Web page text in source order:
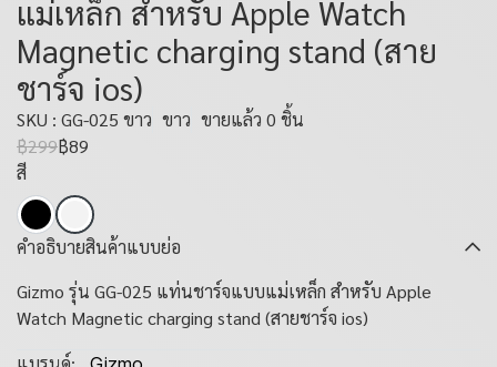
แม่เหล็ก สำหรับ Apple Watch
Magnetic charging stand (สาย
ชาร์จ ios)
SKU : GG-025 ขาว ขาว ขายแล้ว 0 ชิ้น
฿299฿89
สี
คำอธิบายสินค้าแบบย่อ
Gizmo รุ่น GG-025 แท่นชาร์จแบบแม่เหล็ก สำหรับ Apple
Watch Magnetic charging stand (สายชาร์จ ios)